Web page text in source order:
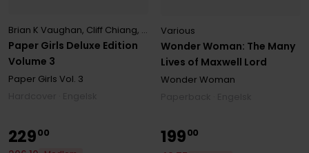
Paper Girls Deluxe Edition
Volume 3
Brian K Vaughan, Cliff Chiang, Joyce Farmer
Paper Girls Vol. 3
Wonder Woman: The Many
Lives of Maxwell Lord
Various
Wonder Woman
22900 19900